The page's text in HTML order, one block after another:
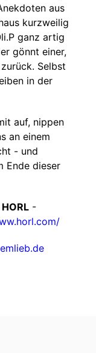
aus
kurzweilig
ganz artig
gönnt einer,
Selbst
in der
auf, nippen
an einem
- und
Ende dieser
HORL -